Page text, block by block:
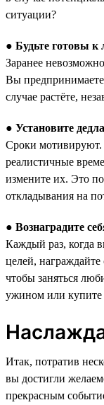
ситуации?
● Будьте готовы к
Заранее
Вы предпринимаете
случае растёте,
● Установите
Сроки мотивируют.
реалистичные
измените их. Это
откладывания на
● Вознаградите
Каждый раз, когда
целей,
чтобы заняться
ужином или купите
Итак, потратив
вы достигли
прекрасным